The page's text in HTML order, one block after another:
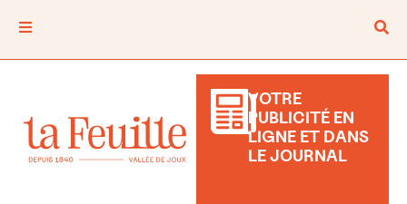
VOTRE
PUBLICITÉ EN
LIGNE ET DANS
LE JOURNAL